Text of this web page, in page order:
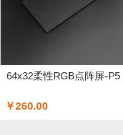
64x32柔性RGB点阵屏-P5
￥260.00